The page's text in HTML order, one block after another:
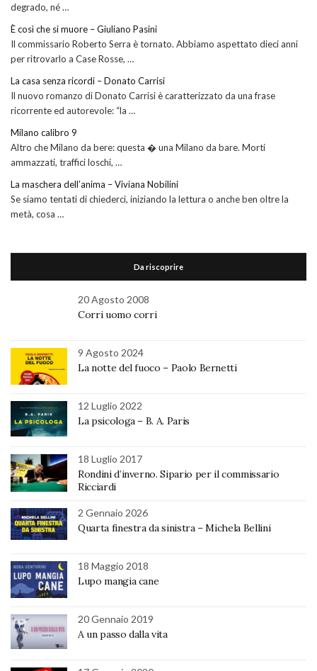
degrado, né …
È così che si muore – Giuliano Pasini
Il commissario Roberto Serra è tornato. Abbiamo aspettato dieci anni
per ritrovarlo a Case Rosse, …
La casa senza ricordi – Donato Carrisi
Il nuovo romanzo di Donato Carrisi è caratterizzato da una frase
ricorrente ed autorevole: “la …
Milano calibro 9
Altro che Milano da bere: questa � una Milano da bare. Morti
ammazzati, traffici loschi, …
La maschera dell’anima – Viviana Nobilini
Se siamo tentati di chiederci, iniziando la lettura o anche ben oltre la
metà, cosa …
Da riscoprire
20 Agosto 2008
Corri uomo corri
9 Agosto 2024
La notte del fuoco – Paolo Bernetti
12 Luglio 2022
La psicologa – B. A. Paris
18 Luglio 2017
Rondini d’inverno. Sipario per il commissario
Ricciardi
2 Gennaio 2026
Quarta finestra da sinistra – Michela Bellini
18 Maggio 2018
Lupo mangia cane
20 Gennaio 2019
A un passo dalla vita